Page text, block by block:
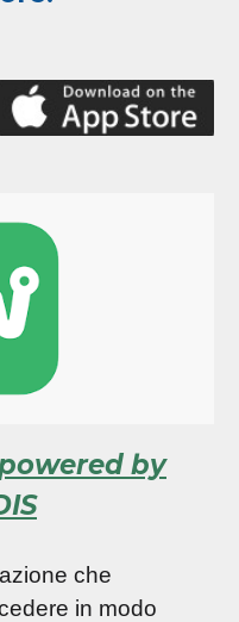
by
che
in modo